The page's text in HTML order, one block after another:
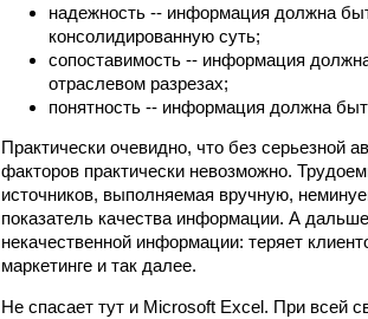
надежность -- информация должна
консолидированную суть;
сопоставимость -- информация
отраслевом разрезах;
понятность -- информация должна
Практически очевидно, что без серьезной
факторов практически невозможно.
источников, выполняемая вручную,
показатель качества информации. А
некачественной информации: теряет
маркетинге и так далее.
Не спасает тут и Microsoft Excel. При всей